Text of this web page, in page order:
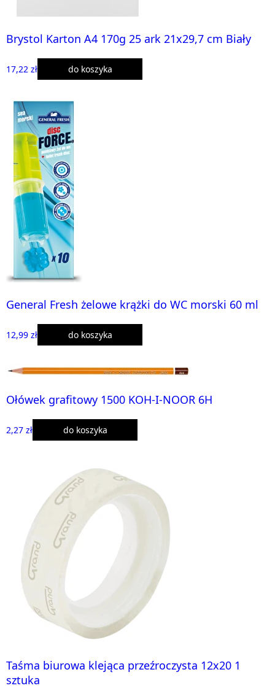
Brystol Karton A4 170g 25 ark 21x29,7 cm Biały
17,22 zł do koszyka
General Fresh żelowe krążki do WC morski 60 ml
12,99 zł do koszyka
Ołówek grafitowy 1500 KOH-I-NOOR 6H
2,27 zł do koszyka
Taśma biurowa klejąca przeźroczysta 12x20 1
sztuka